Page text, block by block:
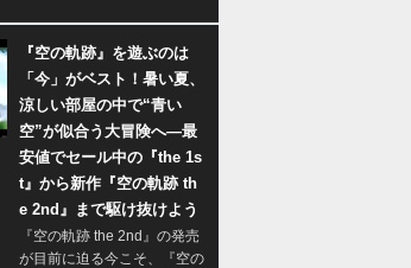
『空の軌跡』を遊ぶのは
「今」がベスト！暑い夏、
涼しい部屋の中で“青い
空”が似合う大冒険へ―最
安値でセール中の『the 1s
t』から新作『空の軌跡 th
e 2nd』まで駆け抜けよう
『空の軌跡 the 2nd』の発売
が目前に迫る今こそ、『空の